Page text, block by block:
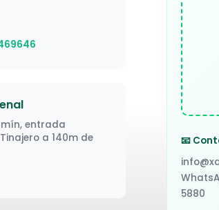
entrada
a 140m de
📧
5880